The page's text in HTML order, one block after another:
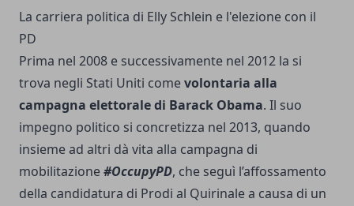
La carriera politica di Elly Schlein e l'elezione con il
PD
Prima nel 2008 e successivamente nel 2012 la si
trova negli Stati Uniti comevolontaria alla
campagna elettorale di Barack Obama. Il suo
impegno politico si concretizza nel 2013, quando
insieme ad altri dà vita alla campagna di
mobilitazione#OccupyPD, che seguì l’affossamento
della candidatura di Prodi al Quirinale a causa di un